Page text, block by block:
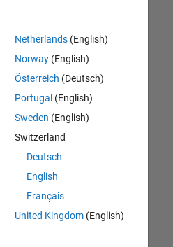
Netherlands(English)
Norway(English)
Österreich (Deutsch)
Portugal (English)
Sweden (English)
Switzerland
Deutsch
English
Français
United Kingdom(English)